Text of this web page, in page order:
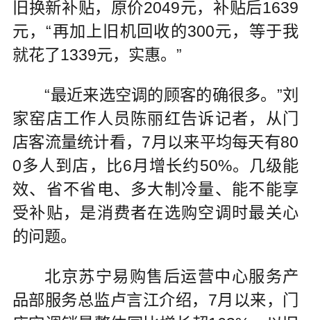
旧换新补贴，原价2049元，补贴后1639
元，“再加上旧机回收的300元，等于我
就花了1339元，实惠。”
“最近来选空调的顾客的确很多。”刘
家窑店工作人员陈丽红告诉记者，从门
店客流量统计看，7月以来平均每天有80
0多人到店，比6月增长约50%。几级能
效、省不省电、多大制冷量、能不能享
受补贴，是消费者在选购空调时最关心
的问题。
北京苏宁易购售后运营中心服务产
品部服务总监卢言江介绍，7月以来，门